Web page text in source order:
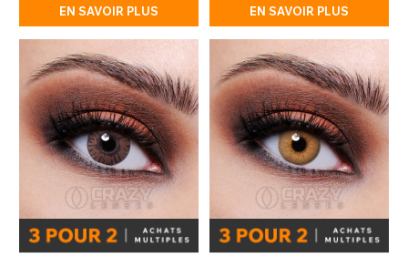
EN SAVOIR PLUS EN SAVOIR PLUS